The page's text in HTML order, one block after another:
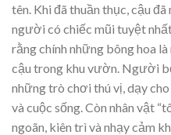
tên. Khi đã thuần thục, cậu
người có chiếc mũi tuyệt
rằng chính những bông hoa
cậu trong khu vườn. Người
những trò chơi thú vị, dạy
và cuộc sống. Còn nhân vật
ngoãn, kiên trì và nhạy cảm